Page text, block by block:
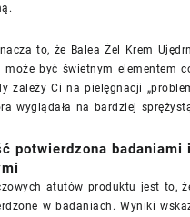
to, że Balea Żel Krem
może być świetnym elementem
zależy Ci na pielęgnacji
wyglądała na bardziej
potwierdzona badaniami
atutów produktu jest to,
w badaniach. Wyniki